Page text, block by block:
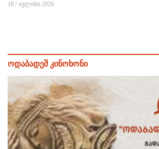
18 / ივლისი 2026
ოდაბადეშ კინოხონი